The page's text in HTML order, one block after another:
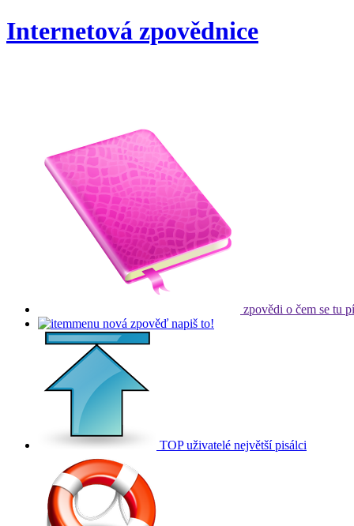
Internetová zpovědnice
zpovědi o čem se tu
nová zpověď napiš to!
TOP uživatelé největší pisálci